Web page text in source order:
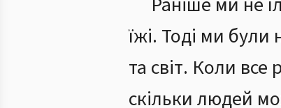
їжі. Тоді ми
та світ. Коли
скільки людей